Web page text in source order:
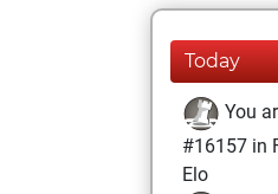
Today
You
#16157 in
Elo